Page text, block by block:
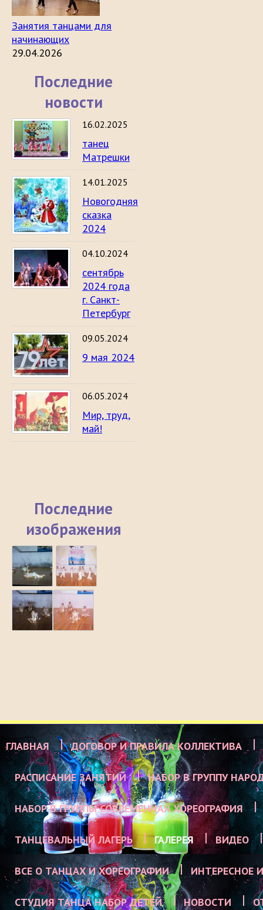
Занятия танцами для
начинающих
29.04.2026
Последние
новости
16.02.2025
танец
Матрешки
14.01.2025
Новогодняя
сказка
2024
04.10.2024
сентябрь
2024 года
г. Санкт-
Петербург
09.05.2024
9 мая 2024
06.05.2024
Мир, труд,
май!
Последние
изображения
ГЛАВНАЯ ДОГОВОР И ПРАВИЛА КОЛЛЕКТИВА
РАСПИСАНИЕ ЗАНЯТИЙ НАБОР В ГРУППУ
НАБОР В ГРУППЫ СОВРЕМЕННАЯ ХОРЕОГРАФИЯ
ТАНЦЕВАЛЬНЫЙ ЛАГЕРЬ ГАЛЕРЕЯ ВИДЕО
ВСЕ О ТАНЦАХ И ХОРЕОГРАФИИ ИНТЕРЕСНОЕ
СТУДИЯ ТАНЦА НАБОР ДЕТЕЙ НОВОСТИ